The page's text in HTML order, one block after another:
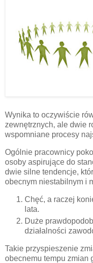
Wynika to oczywiście
zewnętrznych, ale dwie
wspomniane procesy
Ogólnie pracownicy
osoby aspirujące do
dwie silne tendencje,
obecnym niestabilnym i
Chęć, a raczej
lata.
Duże
działalności
Takie przyspieszenie
obecnemu tempu zmian